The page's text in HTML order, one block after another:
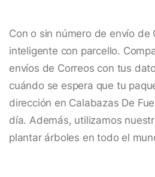
Con o sin número de envío de
inteligente con parcello.
envíos de Correos con tus
cuándo se espera que tu
dirección en Calabazas De
día. Además, utilizamos
plantar árboles en todo el